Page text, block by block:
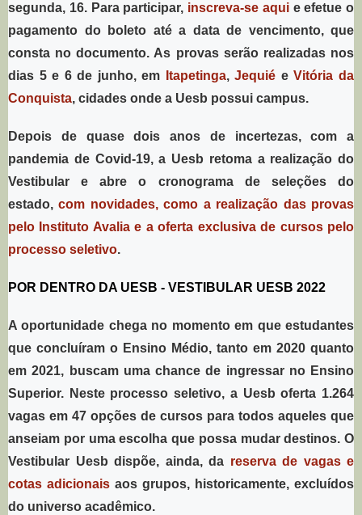
segunda, 16. Para participar, inscreva-se aquie efetue o
pagamento do boleto até a data de vencimento, que
consta no documento. As provas serão realizadas nos
dias 5 e 6 de junho, em
Itapetinga,Jequié eVitória da
Conquista, cidades onde a Uesb possui campus.
Depois de quase dois anos de incertezas, com a
pandemia de Covid-19, a Uesb retoma a realização do
Vestibular e abre o cronograma de seleções do
estado,com novidades, como a realização das provas
pelo Instituto Avalia e a oferta exclusiva de cursos pelo
processo seletivo.
POR DENTRO DA UESB - VESTIBULAR UESB 2022
A oportunidade chega no momento em que estudantes
que concluíram o Ensino Médio, tanto em 2020 quanto
em 2021, buscam uma chance de ingressar no Ensino
Superior. Neste processo seletivo, a Uesb oferta 1.264
vagas em 47 opções de cursos para todos aqueles que
anseiam por uma escolha que possa mudar destinos. O
Vestibular Uesb dispõe, ainda, da reserva de vagas e
cotas adicionais aos grupos, historicamente, excluídos
do universo acadêmico.